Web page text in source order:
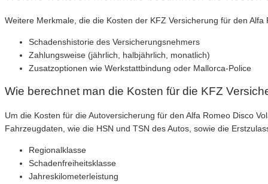
Weitere Merkmale, die die Kosten der KFZ Versicherung für den
Schadenshistorie des Versicherungsnehmers
Zahlungsweise (jährlich, halbjährlich, monatlich)
Zusatzoptionen wie Werkstattbindung oder Mallorca-Police
Wie berechnet man die Kosten für die KFZ
Um die Kosten für die Autoversicherung für den Alfa Romeo Disco
Fahrzeugdaten, wie die HSN und TSN des Autos, sowie die
Regionalklasse
Schadenfreiheitsklasse
Jahreskilometerleistung